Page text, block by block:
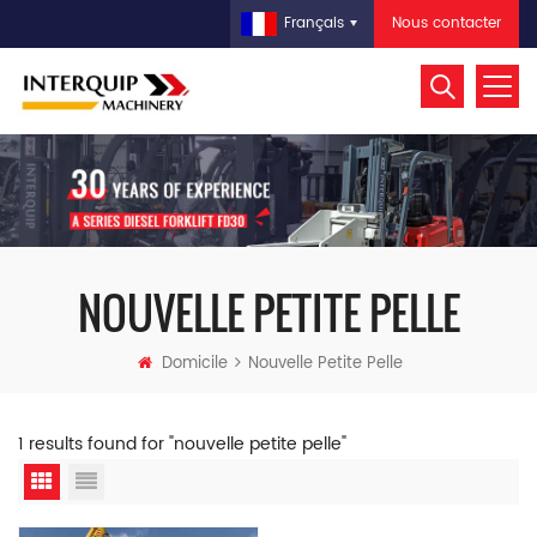
Nous contacter
Français
NOUVELLE PETITE PELLE
Domicile Nouvelle Petite Pelle
1 results found for "nouvelle petite pelle"